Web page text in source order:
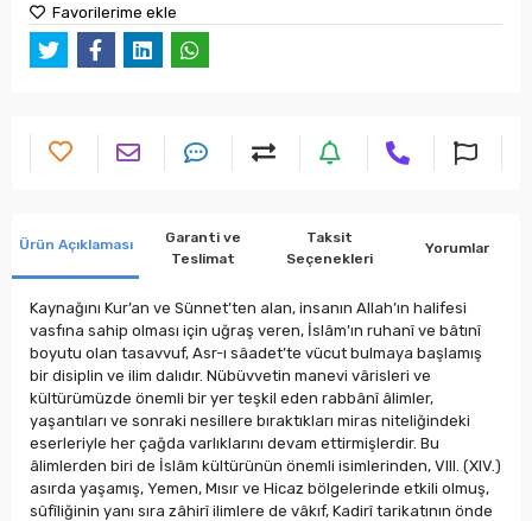
Favorilerime ekle
Ürün Açıklaması
Garanti ve
Teslimat
Taksit
Seçenekleri
Yorumlar
Kaynağını Kur’an ve Sünnet’ten alan, insanın Allah’ın halifesi
vasfına sahip olması için uğraş veren, İslâm’ın ruhanî ve bâtınî
boyutu olan tasavvuf, Asr-ı sâadet’te vücut bulmaya başlamış
bir disiplin ve ilim dalıdır. Nübüvvetin manevi vârisleri ve
kültürümüzde önemli bir yer teşkil eden rabbânî âlimler,
yaşantıları ve sonraki nesillere bıraktıkları miras niteliğindeki
eserleriyle her çağda varlıklarını devam ettirmişlerdir. Bu
âlimlerden biri de İslâm kültürünün önemli isimlerinden, VIII. (XIV.)
asırda yaşamış, Yemen, Mısır ve Hicaz bölgelerinde etkili olmuş,
sûfîliğinin yanı sıra zâhirî ilimlere de vâkıf, Kadirî tarikatının önde